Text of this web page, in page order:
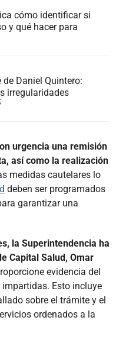
cómo identificar si
y qué hacer para
Daniel Quintero:
irregularidades
urgencia una remisión
así como la realización
medidas cautelares lo
deben ser programados
garantizar una
la Superintendencia ha
Capital Salud, Omar
evidencia del
Esto incluye
sobre el trámite y el
ordenados a la